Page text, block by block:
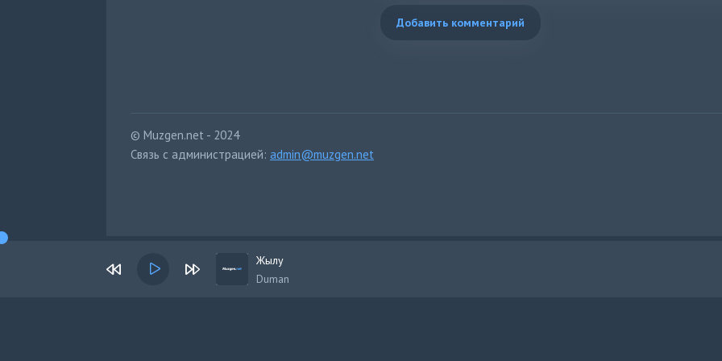
Добавить комментарий
© Muzgen.net - 2024
Связь с администрацией: admin@muzgen.net
Жылу
Duman